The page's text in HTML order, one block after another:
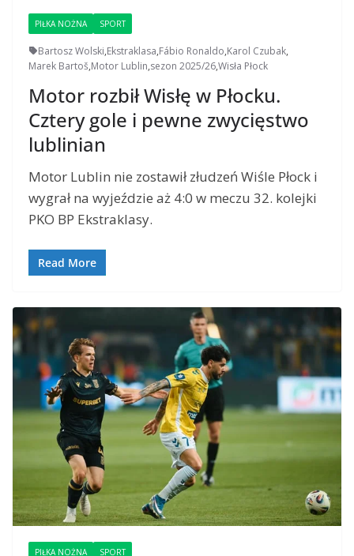
PIŁKA NOŻNA SPORT
Bartosz Wolski,Ekstraklasa,Fábio Ronaldo,Karol Czubak,
Marek Bartoš,Motor Lublin,sezon 2025/26,Wisła Płock
Motor rozbił Wisłę w Płocku.
Cztery gole i pewne zwycięstwo
lublinian
Motor Lublin nie zostawił złudzeń Wiśle Płock i
wygrał na wyjeździe aż 4:0 w meczu 32. kolejki
PKO BP Ekstraklasy.
Read More
PIŁKA NOŻNA SPORT